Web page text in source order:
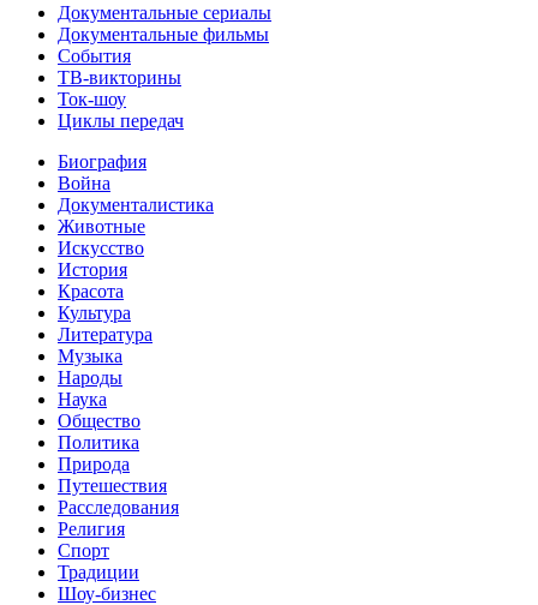
Документальные сериалы
Документальные фильмы
События
ТВ-викторины
Ток-шоу
Циклы передач
Биография
Война
Документалистика
Животные
Искусство
История
Красота
Культура
Литература
Музыка
Народы
Наука
Общество
Политика
Природа
Путешествия
Расследования
Религия
Спорт
Традиции
Шоу-бизнес